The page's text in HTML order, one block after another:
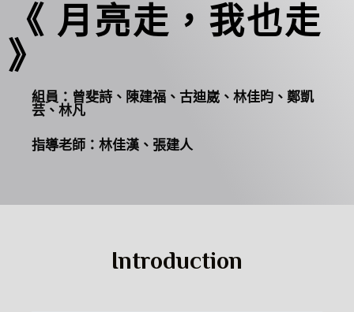
《 月亮走，我也走
》
組員：曾斐詩、陳建福、古迪崴、林佳昀、鄭凱
芸、林凡
指導老師：林佳漢、張建人
Introduction